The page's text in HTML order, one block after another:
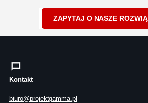
ZAPYTAJ O NASZE
Kontakt
biuro@projektgamma.pl